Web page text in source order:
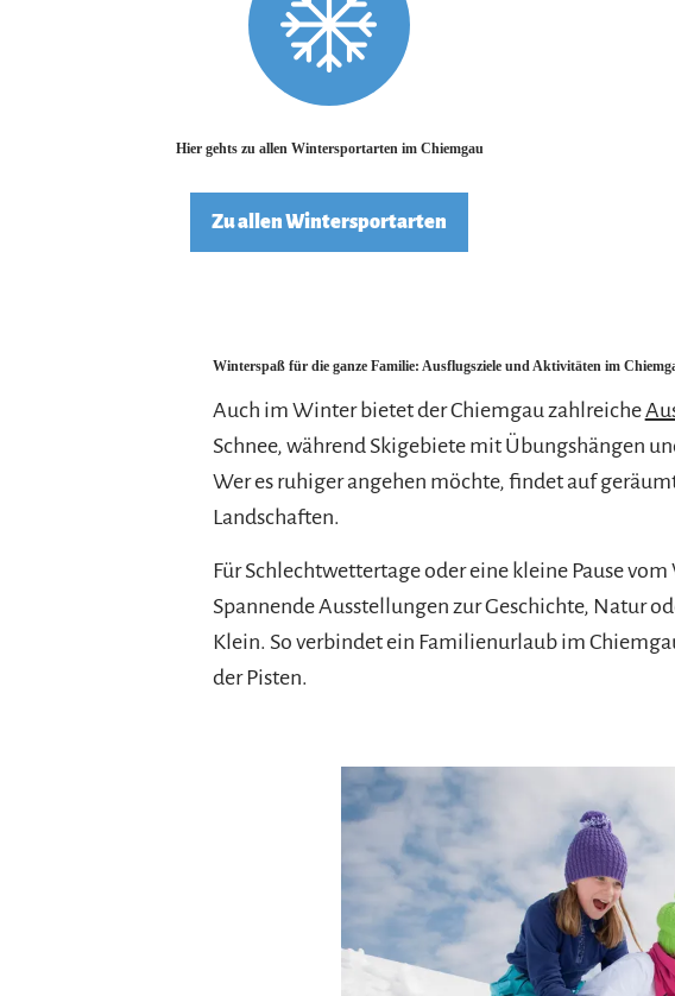
Hier gehts zu allen Wintersportarten im Chiemgau
Zu allen Wintersportarten
Winterspaß für die ganze Familie: Ausflugsziele und Aktivitäten im
Auch im Winter bietet der Chiemgau zahlreiche
Schnee, während Skigebiete mit Übungshängen
Wer es ruhiger angehen möchte, findet auf
Landschaften.
Für Schlechtwettertage oder eine kleine Pause
Spannende Ausstellungen zur Geschichte, Natur
Klein. So verbindet ein Familienurlaub im
der Pisten.